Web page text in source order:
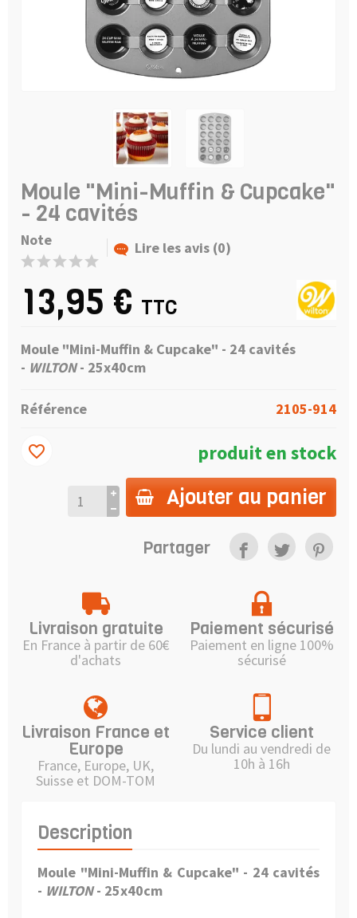
Moule "Mini-Muffin & Cupcake"
- 24 cavités
Note Lire les avis (0)
13,95 € TTC
Moule "Mini-Muffin & Cupcake" - 24 cavités
- WILTON- 25x40cm
Référence 2105-914
produit en stock
Ajouter au panier
favorite_border
Partager
Livraison gratuite
En France à partir de 60€
d'achats
Paiement sécurisé
Paiement en ligne 100%
sécurisé
Livraison France et
Europe
France, Europe, UK,
Suisse et DOM-TOM
Service client
Du lundi au vendredi de
10h à 16h
Description
Moule "Mini-Muffin & Cupcake" - 24 cavités
- WILTON- 25x40cm